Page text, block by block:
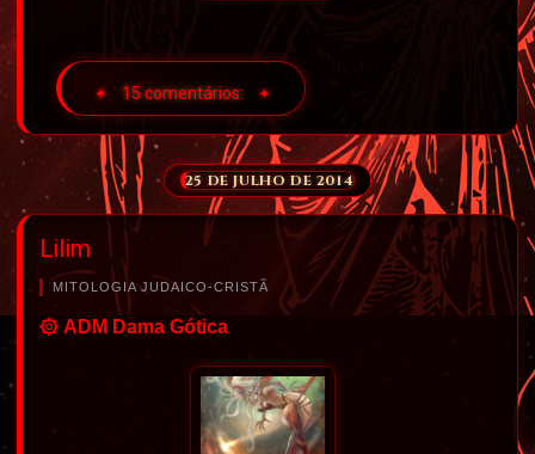
15 comentários:
25 DE JULHO DE 2014
Lilim
MITOLOGIA JUDAICO-CRISTÃ
۞ ADM Dama Gótica